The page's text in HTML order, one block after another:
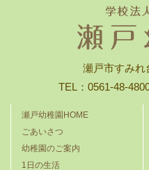
瀬戸市すみれ
TEL：0561-48-
瀬戸幼稚園HOME
ごあいさつ
幼稚園のご案内
1日の生活